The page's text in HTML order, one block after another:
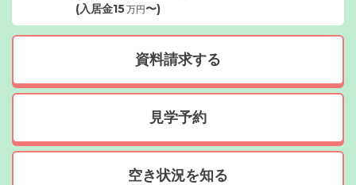
(入居金15万円〜)
資料請求する
見学予約
空き状況を知る